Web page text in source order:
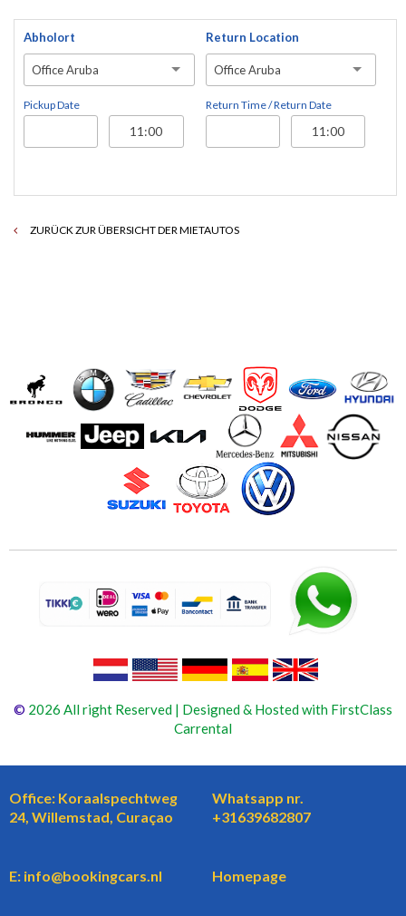
Abholort
Office Aruba
Pickup Date
Return Location
Office Aruba
Return Time / Return Date
ZURÜCK ZUR ÜBERSICHT DER MIETAUTOS
© 2026 All right Reserved | Designed & Hosted with FirstClass
Carrental
Office: Koraalspechtweg
24, Willemstad, Curaçao
Whatsapp nr.
+31639682807
E: info@bookingcars.nl Homepage